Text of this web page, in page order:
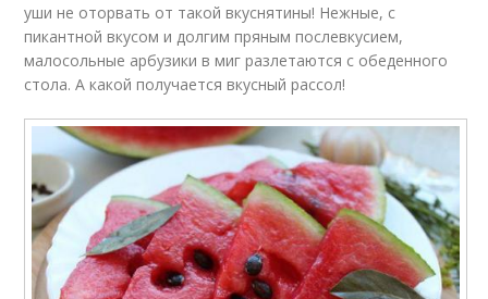
уши не оторвать от такой вкуснятины! Нежные, с
пикантной вкусом и долгим пряным послевкусием,
малосольные арбузики в миг разлетаются с обеденного
стола. А какой получается вкусный рассол!